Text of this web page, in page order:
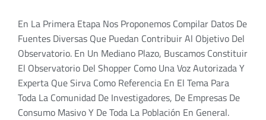
En La Primera Etapa Nos Proponemos Compilar Datos De
Fuentes Diversas Que Puedan Contribuir Al Objetivo Del
Observatorio. En Un Mediano Plazo, Buscamos Constituir
El Observatorio Del Shopper Como Una Voz Autorizada Y
Experta Que Sirva Como Referencia En El Tema Para
Toda La Comunidad De Investigadores, De Empresas De
Consumo Masivo Y De Toda La Población En General.